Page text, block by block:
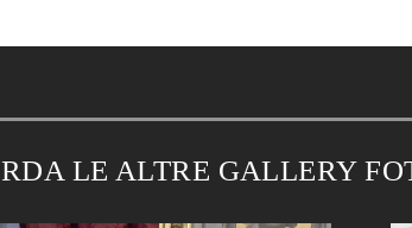
LE ALTRE GALLERY